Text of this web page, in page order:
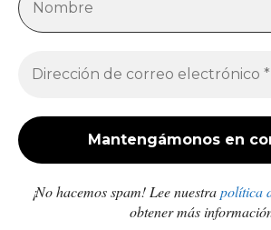
¡No hacemos spam! Lee nuestrapolítica
obtener más
América Latina
demócratas de impulsar una
Enfermedades crónicas y
en comunidades afectadas